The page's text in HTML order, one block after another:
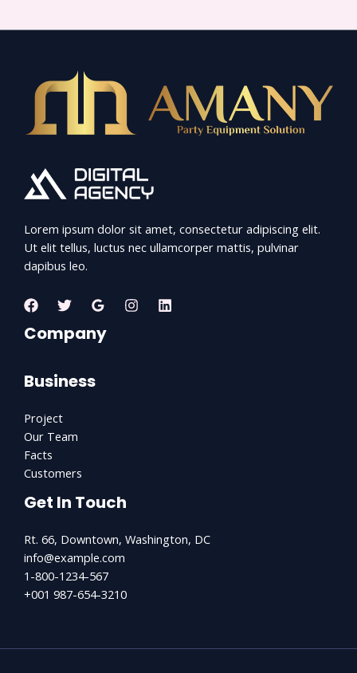
Lorem ipsum dolor sit amet, consectetur adipiscing elit.
Ut elit tellus, luctus nec ullamcorper mattis, pulvinar
dapibus leo.
Company
Business
Project
Our Team
Facts
Customers
Get In Touch
Rt. 66, Downtown, Washington, DC
info@example.com​
1-800-1234-567
+001 987-654-3210